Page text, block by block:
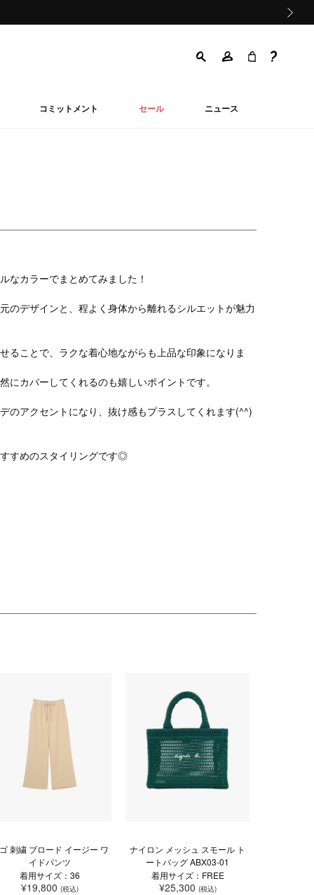
コミットメント セール ニュース
なカラーでまとめてみました！
のデザインと、程よく身体から離れるシルエットが魅力
ることで、ラクな着心地ながらも上品な印象になりま
にカバーしてくれるのも嬉しいポイントです。
のアクセントになり、抜け感もプラスしてくれます(^^)
すめのスタイリングです◎
刺繍 ブロード イージー ワ
イドパンツ
着用サイズ：36
¥19,800 (税込)
ナイロン メッシュ スモール ト
ートバッグ ABX03-01
着用サイズ：FREE
¥25,300 (税込)